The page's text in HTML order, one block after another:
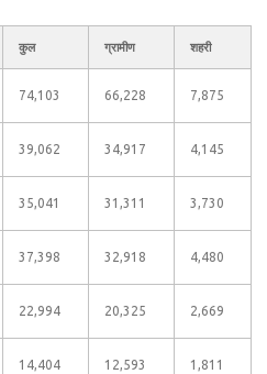
कुल ग्रामीण शहरी
74,103 66,228 7,875
39,062 34,917 4,145
35,041 31,311 3,730
37,398 32,918 4,480
22,994 20,325 2,669
14,404 12,593 1,811